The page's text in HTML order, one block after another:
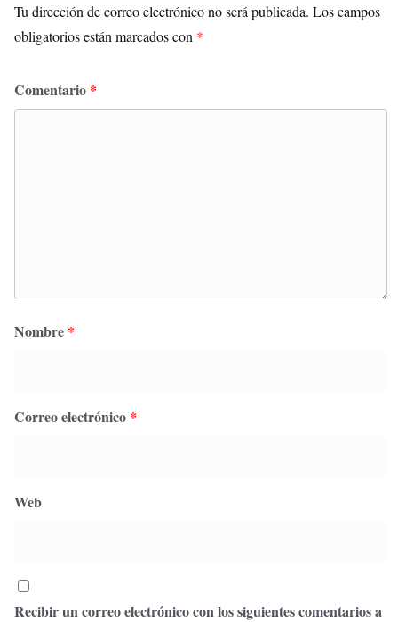
Tu dirección de correo electrónico no será publicada. Los campos
obligatorios están marcados con *
Comentario *
Nombre *
Correo electrónico *
Web
Recibir un correo electrónico con los siguientes comentarios a